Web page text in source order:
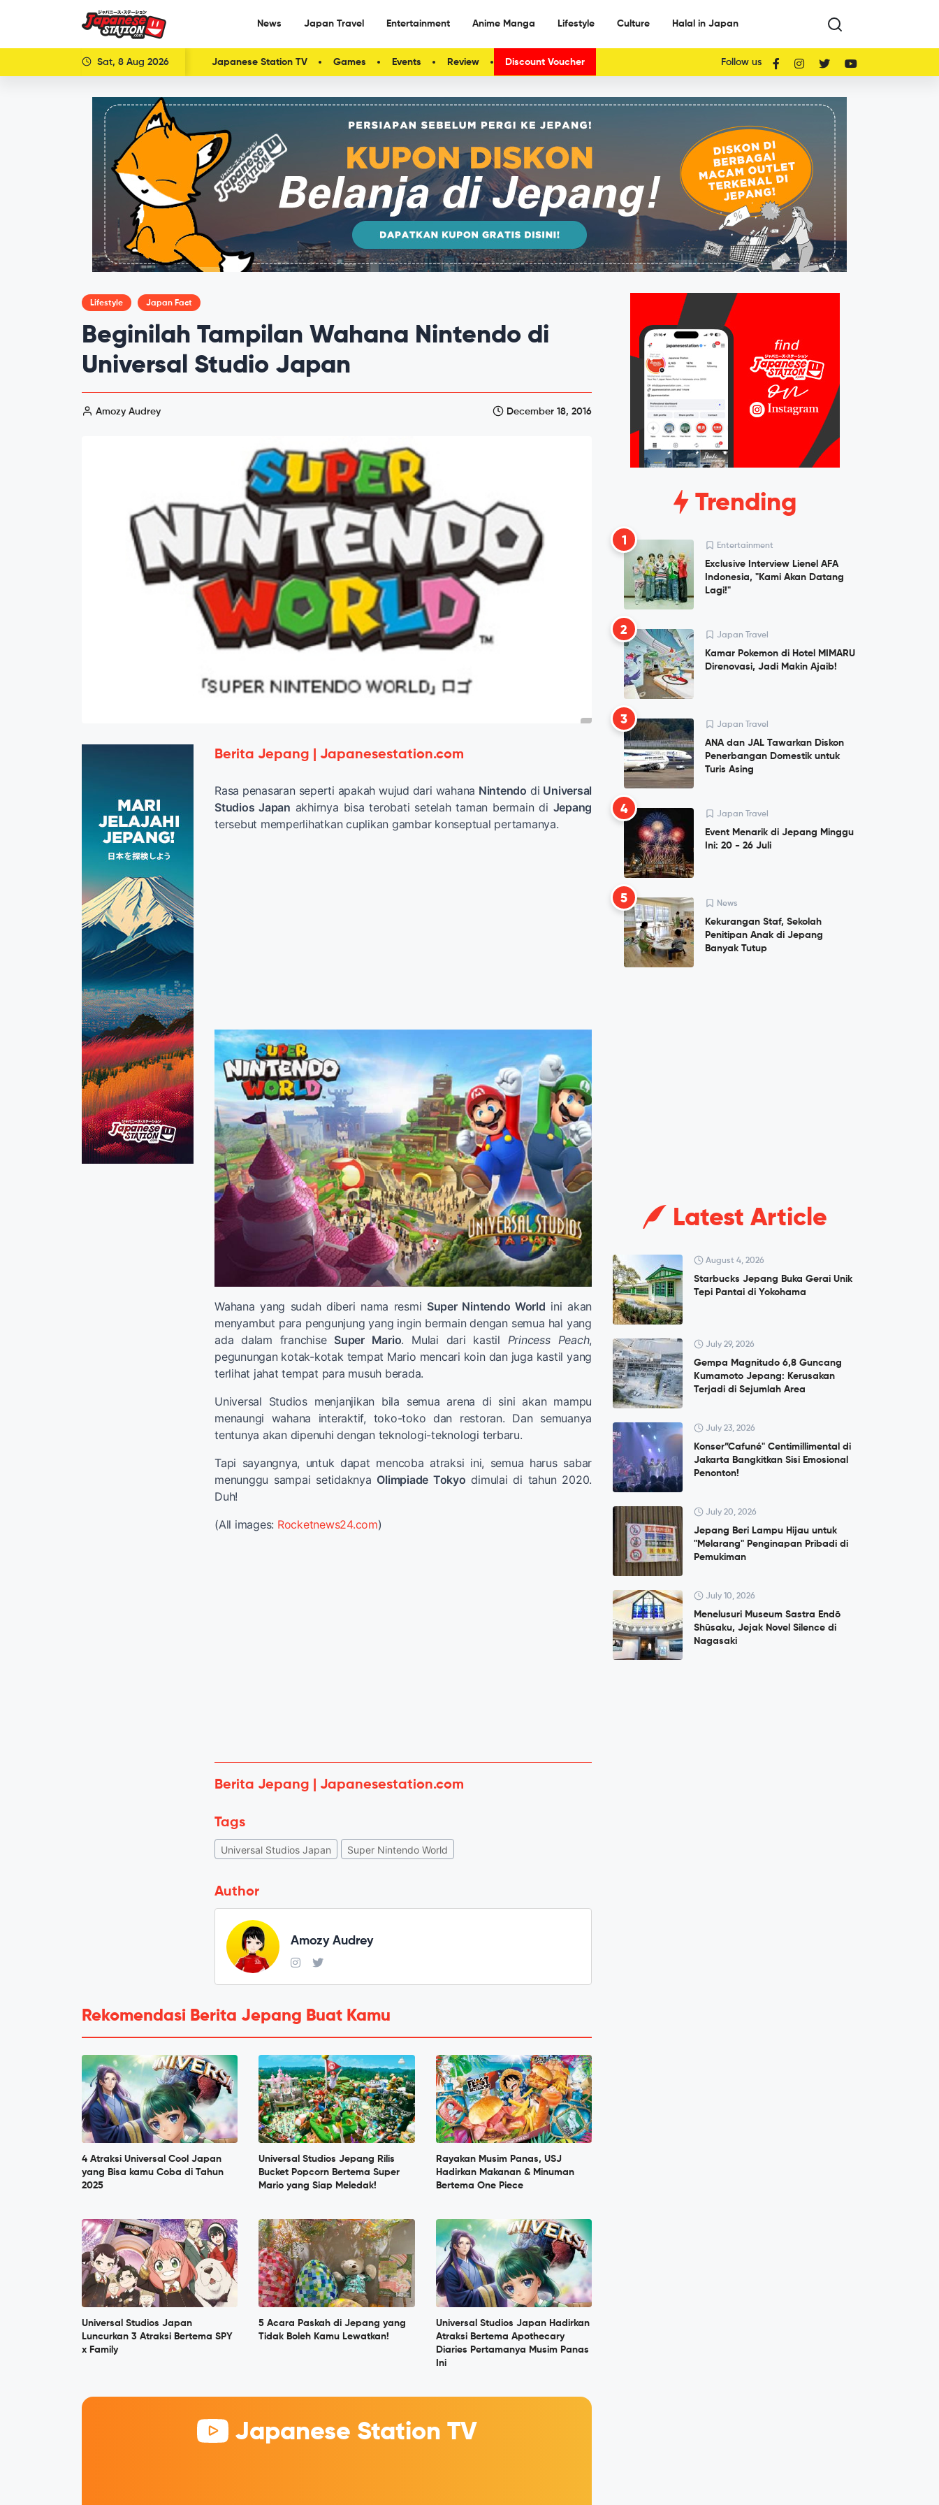
News Japan Travel Entertainment Anime Manga Lifestyle Culture Halal in Japan
Sat, 8 Aug 2026 Japanese Station TV Games Events Review Discount Voucher Follow us
Lifestyle Japan Fact
Beginilah Tampilan Wahana Nintendo di
Universal Studio Japan
Amozy Audrey December 18, 2016
Berita Jepang | Japanesestation.com
Rasa penasaran seperti apakah wujud dari wahana Nintendo di Universal
Studios Japan akhirnya bisa terobati setelah taman bermain di Jepang
tersebut memperlihatkan cuplikan gambar konseptual pertamanya.
Wahana yang sudah diberi nama resmi Super Nintendo World ini akan
menyambut para pengunjung yang ingin bermain dengan semua hal yang
ada dalam franchise Super Mario. Mulai dari kastil Princess Peach,
pegunungan kotak-kotak tempat Mario mencari koin dan juga kastil yang
terlihat jahat tempat para musuh berada.
Universal Studios menjanjikan bila semua arena di sini akan mampu
menaungi wahana interaktif, toko-toko dan restoran. Dan semuanya
tentunya akan dipenuhi dengan teknologi-teknologi terbaru.
Tapi sayangnya, untuk dapat mencoba atraksi ini, semua harus sabar
menunggu sampai setidaknya Olimpiade Tokyo dimulai di tahun 2020.
Duh!
(All images: Rocketnews24.com)
Berita Jepang | Japanesestation.com
Tags
Universal Studios Japan Super Nintendo World
Author
Amozy Audrey
Rekomendasi Berita Jepang Buat Kamu
4 Atraksi Universal Cool Japan
yang Bisa kamu Coba di Tahun
2025
Universal Studios Jepang Rilis
Bucket Popcorn Bertema Super
Mario yang Siap Meledak!
Rayakan Musim Panas, USJ
Hadirkan Makanan & Minuman
Bertema One Piece
Universal Studios Japan
Luncurkan 3 Atraksi Bertema SPY
x Family
5 Acara Paskah di Jepang yang
Tidak Boleh Kamu Lewatkan!
Universal Studios Japan Hadirkan
Atraksi Bertema Apothecary
Diaries Pertamanya Musim Panas
Ini
Japanese Station TV
Trending
1 Entertainment
Exclusive Interview Lienel AFA
Indonesia, "Kami Akan Datang
Lagi!"
2 Japan Travel
Kamar Pokemon di Hotel MIMARU
Direnovasi, Jadi Makin Ajaib!
3 Japan Travel
ANA dan JAL Tawarkan Diskon
Penerbangan Domestik untuk
Turis Asing
4 Japan Travel
Event Menarik di Jepang Minggu
Ini: 20 - 26 Juli
5 News
Kekurangan Staf, Sekolah
Penitipan Anak di Jepang
Banyak Tutup
Latest Article
August 4, 2026
Starbucks Jepang Buka Gerai Unik
Tepi Pantai di Yokohama
July 29, 2026
Gempa Magnitudo 6,8 Guncang
Kumamoto Jepang: Kerusakan
Terjadi di Sejumlah Area
July 23, 2026
Konser”Cafuné" Centimillimental di
Jakarta Bangkitkan Sisi Emosional
Penonton!
July 20, 2026
Jepang Beri Lampu Hijau untuk
"Melarang" Penginapan Pribadi di
Pemukiman
July 10, 2026
Menelusuri Museum Sastra Endō
Shūsaku, Jejak Novel Silence di
Nagasaki